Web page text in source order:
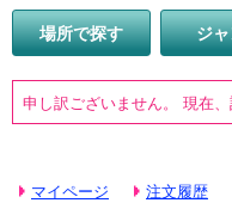
場所で探す
ジ
申し訳ございません。 現在
マイページ 注文履歴